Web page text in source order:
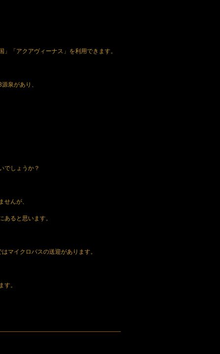
「アクアヴィーナス」を利用できます。
泉があり、
でしょうか？
せんが、
ると思います。
マイクロバスの送迎があります。
す。